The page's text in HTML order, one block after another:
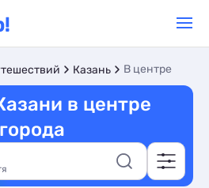
Казань В центре
в центре
города